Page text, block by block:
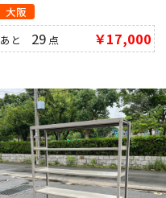
大阪
あと 29 点 ￥17,000